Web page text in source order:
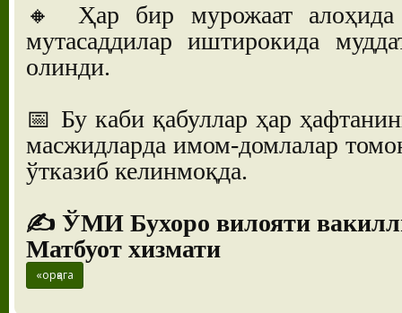
🔸 Ҳар бир мурожаат алоҳида
мутасаддилар иштирокида
олинди.
📅 Бу каби қабуллар ҳар
масжидларда имом-домлалар
ўтказиб келинмоқда.
✍️ ЎМИ Бухоро вилояти
Матбуот хизмати
«орқага